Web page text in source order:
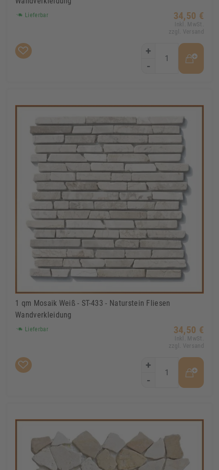
Lieferbar 34,50 €
Inkl. MwSt.
zzgl. Versand
+
-
1 qm Mosaik Weiß - ST-433 - Naturstein Fliesen
Wandverkleidung
Lieferbar 34,50 €
Inkl. MwSt.
zzgl. Versand
+
-